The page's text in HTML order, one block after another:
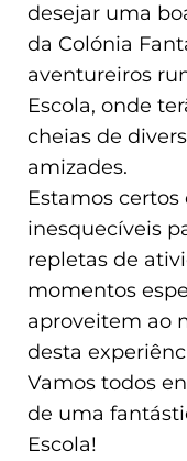
desejar uma
da Colónia
aventureiros
Escola, onde
cheias de
amizades.
Estamos certos
inesquecíveis
repletas de
momentos
aproveitem ao
desta
Vamos todos
de uma
Escola!